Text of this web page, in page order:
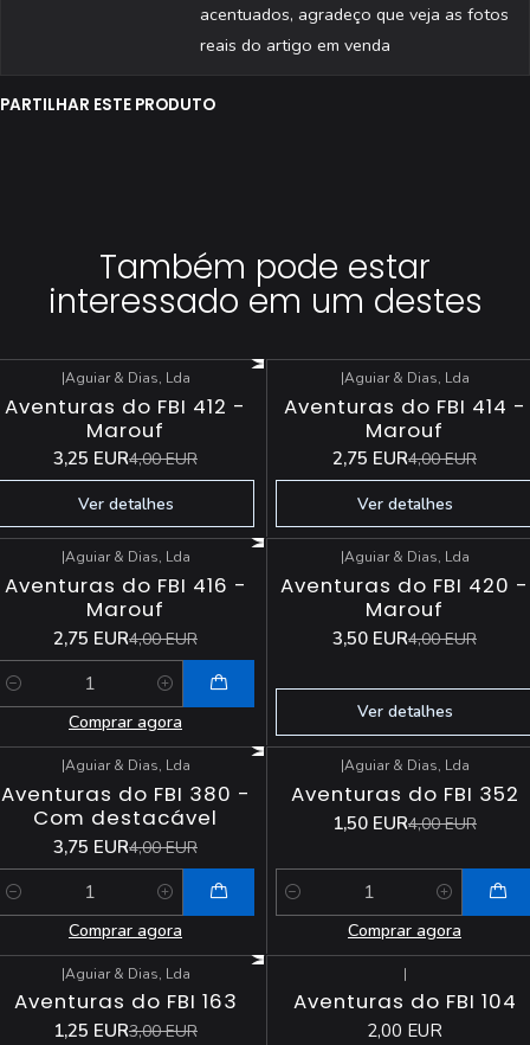
acentuados, agradeço que veja as fotos
reais do artigo em venda
PARTILHAR ESTE PRODUTO
Também pode estar
interessado em um destes
DESCONTO
Esgotado
|Aguiar & Dias, Lda
Aventuras do FBI 412 -
Marouf
3,25 EUR4,00 EUR
Ver detalhes
DESCONTO
Esgotado
|Aguiar & Dias, Lda
Aventuras do FBI 414 -
Marouf
2,75 EUR4,00 EUR
Ver detalhes
DESCONTO
|Aguiar & Dias, Lda
Aventuras do FBI 416 -
Marouf
2,75 EUR4,00 EUR
Comprar agora
DESCONTO
Esgotado
|Aguiar & Dias, Lda
Aventuras do FBI 420 -
Marouf
3,50 EUR4,00 EUR
Ver detalhes
DESCONTO
|Aguiar & Dias, Lda
Aventuras do FBI 380 -
Com destacável
3,75 EUR4,00 EUR
Comprar agora
DESCONTO
|Aguiar & Dias, Lda
Aventuras do FBI 352
1,50 EUR4,00 EUR
Quantidade
Comprar agora
DESCONTO
|Aguiar & Dias, Lda
Aventuras do FBI 163
1,25 EUR3,00 EUR
|
Aventuras do FBI 104
2,00 EUR